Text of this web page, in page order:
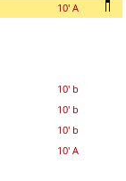
10' A
10' b
10' b
10' b
10' A